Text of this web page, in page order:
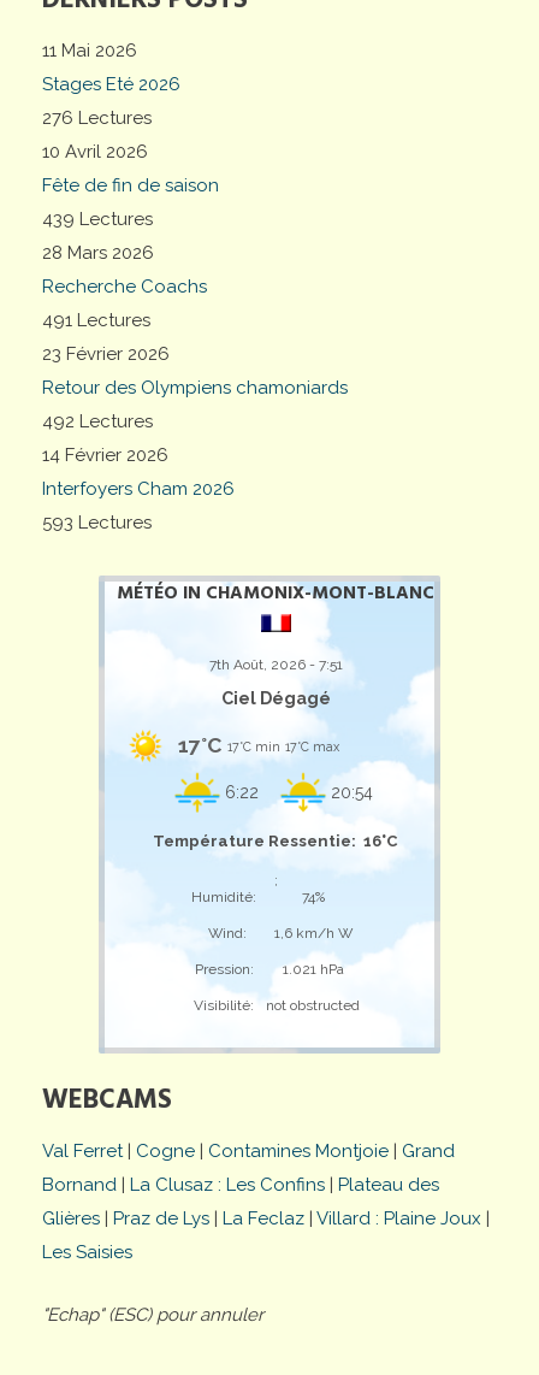
11 Mai 2026
Stages Eté 2026
276 Lectures
10 Avril 2026
Fête de fin de saison
439 Lectures
28 Mars 2026
Recherche Coachs
491 Lectures
23 Février 2026
Retour des Olympiens chamoniards
492 Lectures
14 Février 2026
Interfoyers Cham 2026
593 Lectures
MÉTÉO IN CHAMONIX-MONT-BLANC
7th Août, 2026 - 7:51
Ciel Dégagé
17°C 17°C min 17°C max
6:22 20:54
Température Ressentie: 16°C
;
Humidité:
74%
Wind: 1,6 km/h W
Pression: 1.021 hPa
Visibilité: not obstructed
WEBCAMS
Val Ferret| Cogne | Contamines Montjoie | Grand
Bornand | La Clusaz : Les Confins | Plateau des
Glières | Praz de Lys | La Feclaz | Villard : Plaine Joux |
Les Saisies
"Echap" (ESC) pour annuler